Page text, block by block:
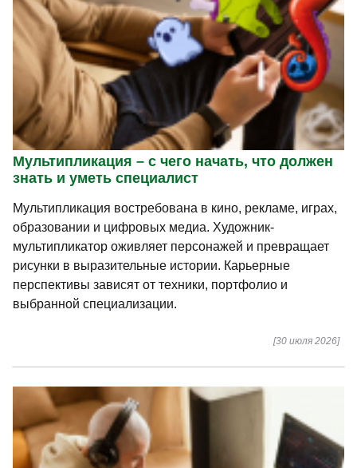
Мультипликация – с чего начать, что должен
знать и уметь специалист
Мультипликация востребована в кино, рекламе, играх,
образовании и цифровых медиа. Художник-
мультипликатор оживляет персонажей и превращает
рисунки в выразительные истории. Карьерные
перспективы зависят от техники, портфолио и
выбранной специализации.
[30 июля 2026]